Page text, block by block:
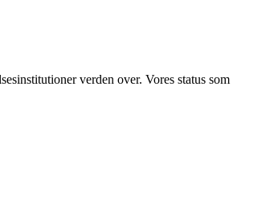
verden over. Vores status som